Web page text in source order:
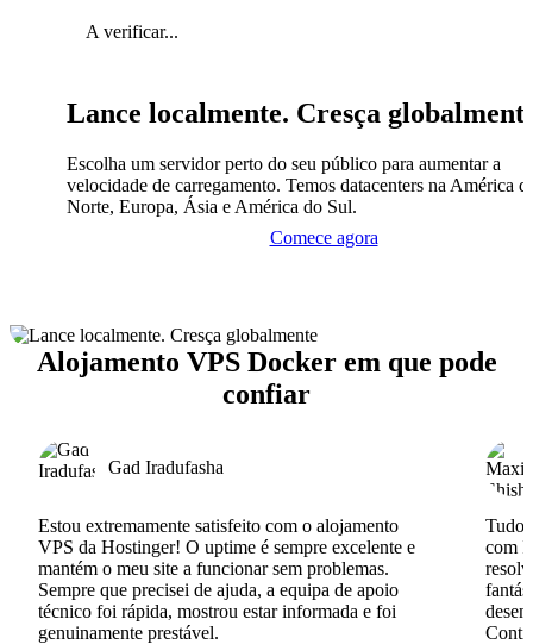
A verificar...
Lance localmente. Cresça
Escolha um servidor perto do seu público para aumentar a
velocidade de carregamento. Temos datacenters na América
Norte, Europa, Ásia e América do Sul.
Comece agora
Alojamento VPS Docker em que pode
confiar
Gad Iradufasha
Estou extremamente satisfeito com o alojamento
VPS da Hostinger! O uptime é sempre excelente e
mantém o meu site a funcionar sem problemas.
Sempre que precisei de ajuda, a equipa de apoio
técnico foi rápida, mostrou estar informada e foi
genuinamente prestável.
Tudo
com